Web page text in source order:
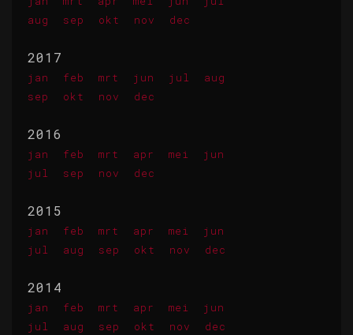
aug
sep okt nov dec
2017
jan feb mrt jun jul
aug
sep
okt nov dec
2016
jan feb mrt apr mei
jun
jul
sep nov dec
2015
jan feb mrt apr mei
jun
jul
aug sep okt nov dec
2014
jan feb mrt apr mei
jun
jul
aug sep okt nov dec